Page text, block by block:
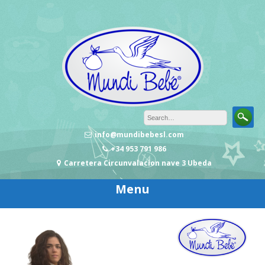
info@mundibebesl.com
+34 953 791 986
Carretera Circunvalacion nave 3 Ubeda
Menu